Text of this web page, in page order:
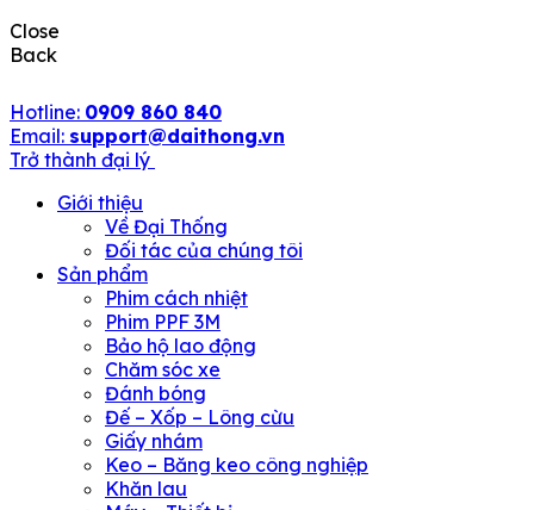
Close
Back
Hotline: 0909 860 840
Email: support@daithong.vn
Trở thành đại lý
Giới thiệu
Về Đại Thống
Đối tác của chúng tôi
Sản phẩm
Phim cách nhiệt
Phim PPF 3M
Bảo hộ lao động
Chăm sóc xe
Đánh bóng
Đế – Xốp – Lông cừu
Giấy nhám
Keo – Băng keo công nghiệp
Khăn lau